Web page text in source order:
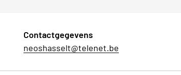
Contactgegevens
neoshasselt@telenet.be